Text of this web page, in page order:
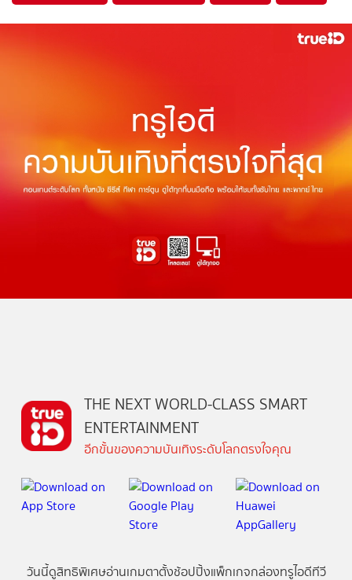
THE NEXT WORLD-CLASS SMART
ENTERTAINMENT
อีกขั้นของความบันเทิงระดับโลกตรงใจคุณ
วันนี้ดูสิทธิพิเศษอ่านเกมตาตั้งช้อปปิ้งแพ็กเกจกล่องทรูไอดีทีวี